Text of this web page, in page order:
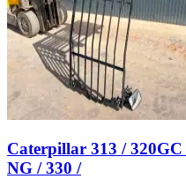
Caterpillar 313 / 320GC
NG / 330 /